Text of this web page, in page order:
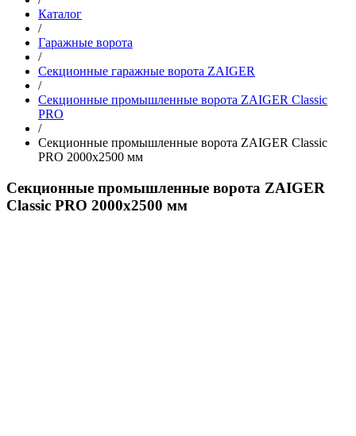
Каталог
/
Гаражные ворота
/
Секционные гаражные ворота ZAIGER
/
Секционные промышленные ворота ZAIGER Classic
PRO
/
Секционные промышленные ворота ZAIGER Classic
PRO 2000х2500 мм
Секционные промышленные ворота ZAIGER
Classic PRO 2000х2500 мм